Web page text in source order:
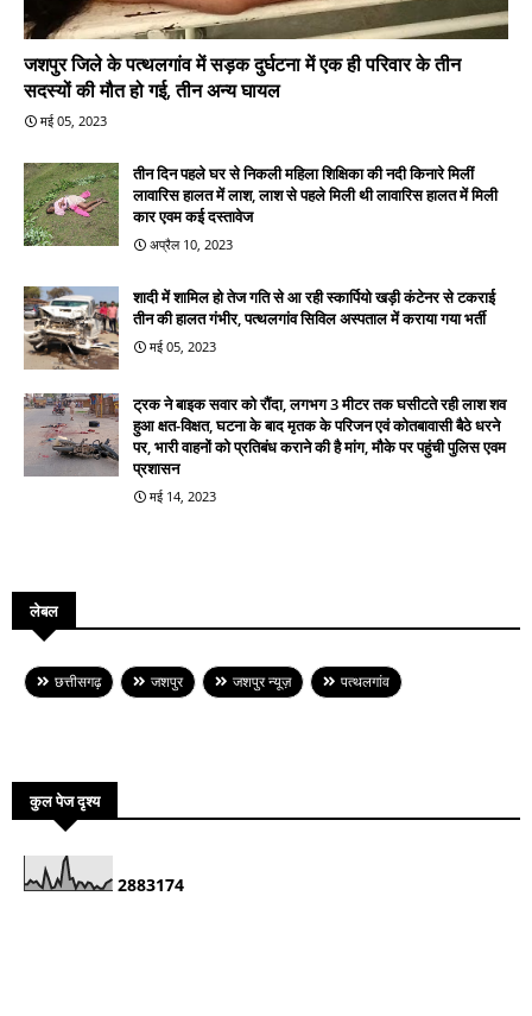
जशपुर जिले के पत्थलगांव में सड़क दुर्घटना में एक ही परिवार के तीन
सदस्यों की मौत हो गई, तीन अन्य घायल
मई 05, 2023
तीन दिन पहले घर से निकली महिला शिक्षिका की नदी किनारे मिलीं
लावारिस हालत में लाश, लाश से पहले मिली थी लावारिस हालत में मिली
कार एवम कई दस्तावेज
अप्रैल 10, 2023
शादी में शामिल हो तेज गति से आ रही स्कार्पियो खड़ी कंटेनर से टकराई
तीन की हालत गंभीर, पत्थलगांव सिविल अस्पताल में कराया गया भर्ती
मई 05, 2023
ट्रक ने बाइक सवार को रौंदा, लगभग 3 मीटर तक घसीटते रही लाश शव
हुआ क्षत-विक्षत, घटना के बाद मृतक के परिजन एवं कोतबावासी बैठे धरने
पर, भारी वाहनों को प्रतिबंध कराने की है मांग, मौके पर पहुंची पुलिस एवम
प्रशासन
मई 14, 2023
लेबल
छत्तीसगढ़ जशपुर जशपुर न्यूज़ पत्थलगांव
कुल पेज दृश्य
2883174